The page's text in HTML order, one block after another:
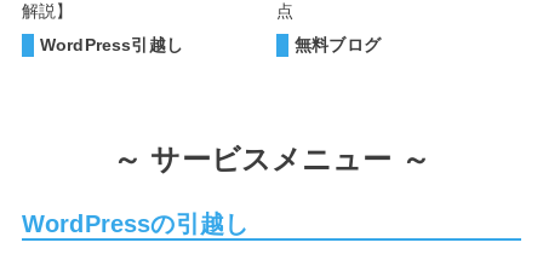
解説】
WordPress引越し
点
無料ブログ
～ サービスメニュー ～
WordPressの引越し